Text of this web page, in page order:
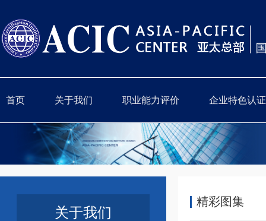
首页 关于我们 职业能力评价 企业特色认证
关于我们
精彩图集